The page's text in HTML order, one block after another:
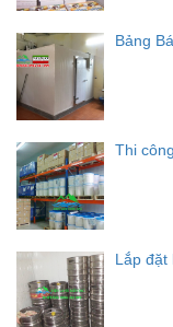
Bảng
Thi
Lắp đặt